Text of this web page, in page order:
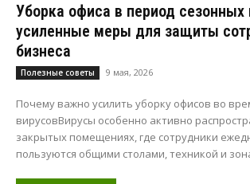
Уборка офиса в период сезонных
усиленные меры для защиты
бизнеса
Полезные советы 9 мая, 2026
Почему важно усилить уборку офисов во
вирусовВирусы особенно активно
закрытых помещениях, где сотрудники
пользуются общими столами, техникой и